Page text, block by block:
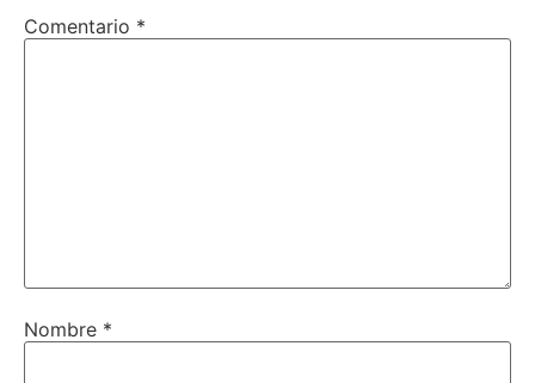
Comentario *
Nombre *